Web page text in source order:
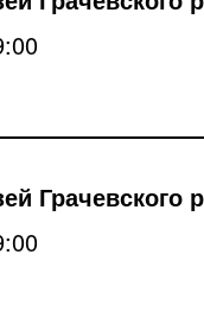
Грачевского